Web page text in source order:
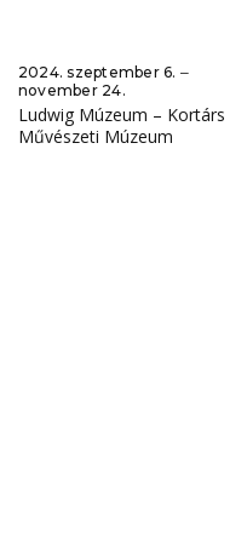
2024. szeptember 6. ‒
november 24.
Ludwig Múzeum – Kortárs
Művészeti Múzeum